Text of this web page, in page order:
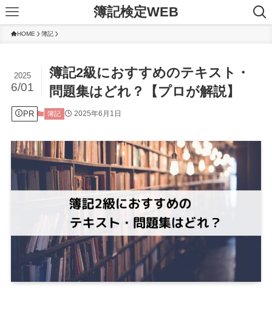
簿記検定WEB
HOME 簿記
簿記2級におすすめのテキスト・
問題集はどれ？【プロが解説】
2025
6/01
PR 簿記 2025年6月1日